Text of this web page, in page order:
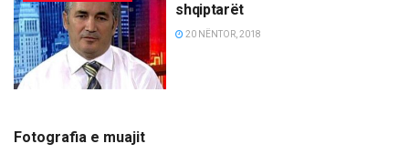
shqiptarët
20 NËNTOR, 2018
Fotografia e muajit